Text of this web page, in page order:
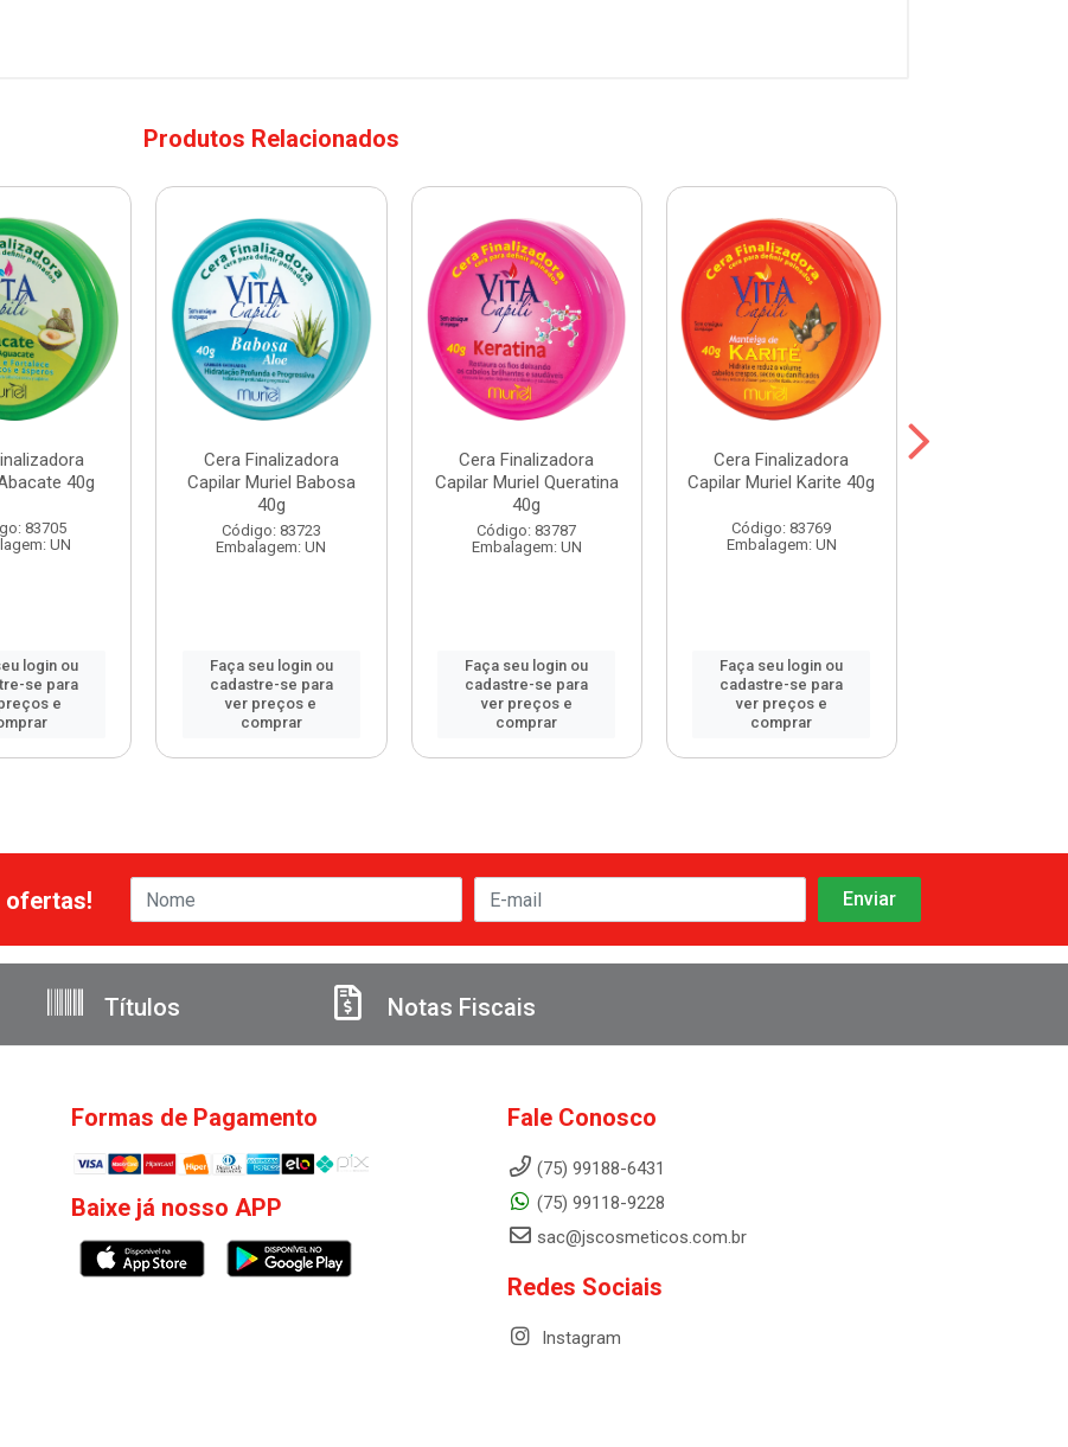
Produtos Relacionados
40g
83705
UN
login ou
se para
e
Cera Finalizadora
Capilar Muriel Babosa
40g
Código: 83723
Embalagem: UN
Faça seu login ou
cadastre-se para
ver preços e
comprar
Cera Finalizadora
Capilar Muriel Queratina
40g
Código: 83787
Embalagem: UN
Faça seu login ou
cadastre-se para
ver preços e
comprar
Cera Finalizadora
Capilar Muriel Karite 40g
Código: 83769
Embalagem: UN
Faça seu login ou
cadastre-se para
ver preços e
comprar
ofertas!
Títulos Notas Fiscais
Formas de Pagamento
Baixe já nosso APP
Fale Conosco
(75) 99188-6431
(75) 99118-9228
sac@jscosmeticos.com.br
Redes Sociais
Instagram